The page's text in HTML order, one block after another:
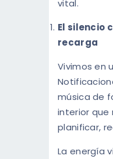
vital.
El silencio
recarga
Vivimos en
música de
interior que
planificar,
La energía